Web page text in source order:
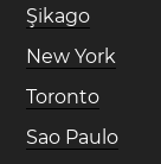
Şikago
New York
Toronto
Sao Paulo